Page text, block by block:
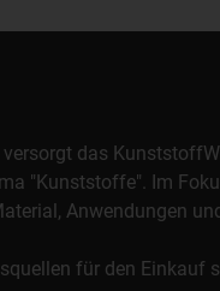
das
"Kunststoffe". Im
Anwendungen
für den